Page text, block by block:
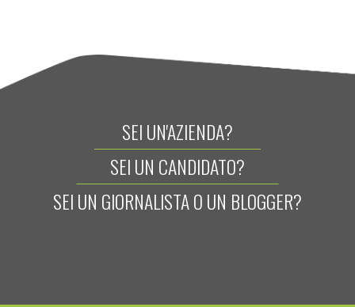
SEI UN'AZIENDA?
SEI UN CANDIDATO?
SEI UN GIORNALISTA O UN BLOGGER?